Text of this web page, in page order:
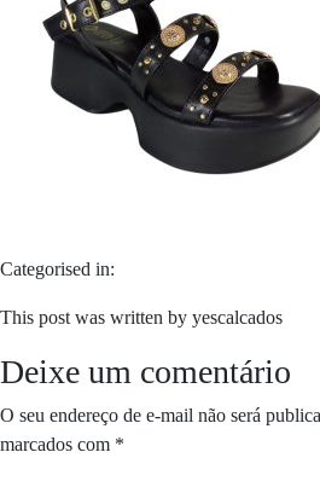
Categorised in:
This post was written by yescalcados
Deixe um comentário
O seu endereço de e-mail não será
marcados com *